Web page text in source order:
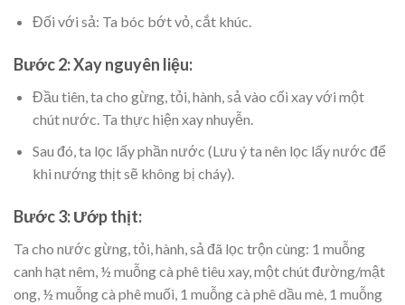
Đối với sả: Ta bóc bớt vỏ, cắt khúc.
Bước 2: Xay nguyên liệu:
Đầu tiên, ta cho gừng, tỏi, hành, sả vào cối xay với một
chút nước. Ta thực hiện xay nhuyễn.
Sau đó, ta lọc lấy phần nước (Lưu ý ta nên lọc lấy nước để
khi nướng thịt sẽ không bị cháy).
Bước 3: Ướp thịt:
Ta cho nước gừng, tỏi, hành, sả đã lọc trộn cùng: 1 muỗng
canh hạt nêm, ½ muỗng cà phê tiêu xay, một chút đường/mật
ong, ½ muỗng cà phê muối, 1 muỗng cà phê dầu mè, 1 muỗng